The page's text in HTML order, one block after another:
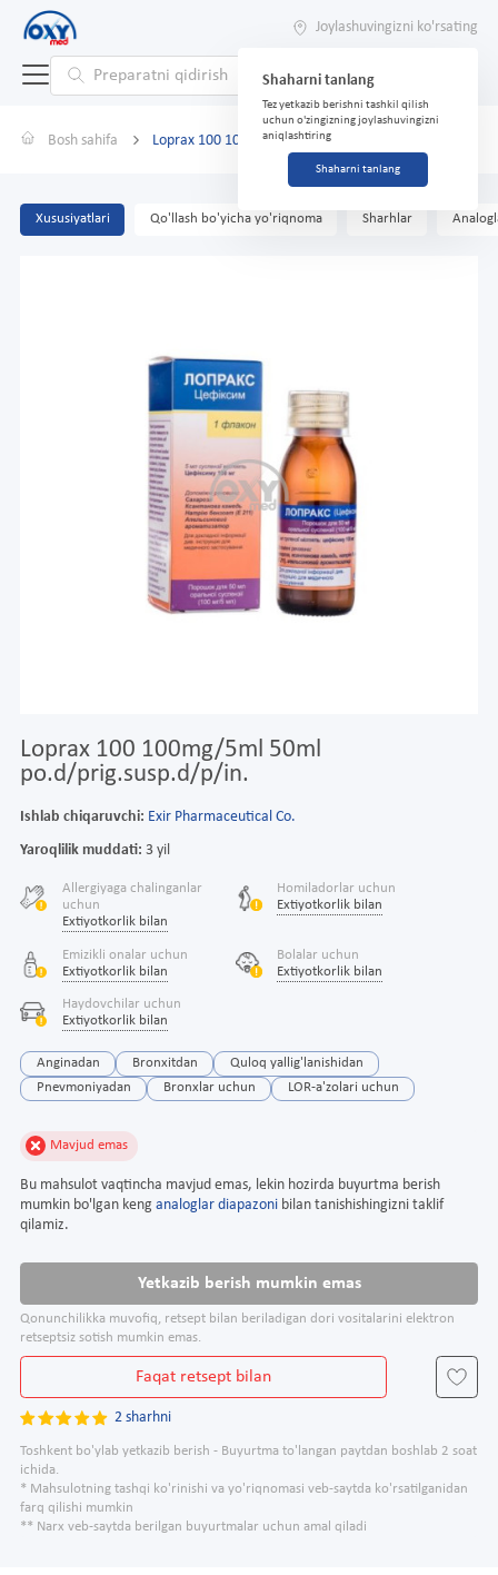
Joylashuvingizni ko'rsating
Shaharni tanlang
Tez yetkazib berishni tashkil qilish
uchun o'zingizning joylashuvingizni
aniqlashtiring
Shaharni tanlang
Bosh sahifa Loprax 100 100mg/5ml 50ml po.d/prig.susp.d/p/in.
Xususiyatlari Qo'llash bo'yicha yo'riqnoma Sharhlar
Loprax 100 100mg/5ml 50ml
po.d/prig.susp.d/p/in.
Ishlab chiqaruvchi: Exir Pharmaceutical Co.
Yaroqlilik muddati: 3 yil
Allergiyaga chalinganlar
uchun
Extiyotkorlik bilan
Homiladorlar uchun
Extiyotkorlik bilan
Emizikli onalar uchun
Extiyotkorlik bilan
Bolalar uchun
Extiyotkorlik bilan
Haydovchilar uchun
Extiyotkorlik bilan
Anginadan Bronxitdan
Quloq yallig'lanishidan
Pnevmoniyadan
Bronxlar uchun LOR-a'zolari uchun
Mavjud emas
Bu mahsulot vaqtincha mavjud emas, lekin hozirda buyurtma berish
mumkin bo'lgan keng analoglar diapazoni bilan tanishishingizni taklif
qilamiz.
Yetkazib berish mumkin emas
Qonunchilikka muvofiq, retsept bilan beriladigan dori vositalarini elektron
retseptsiz sotish mumkin emas.
Faqat retsept bilan
2 sharhni
Toshkent bo'ylab yetkazib berish - Buyurtma to'langan paytdan boshlab 2 soat
ichida.
* Mahsulotning tashqi ko'rinishi va yo'riqnomasi veb-saytda ko'rsatilganidan
farq qilishi mumkin
** Narx veb-saytda berilgan buyurtmalar uchun amal qiladi